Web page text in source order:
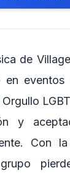
de
en
y
Con